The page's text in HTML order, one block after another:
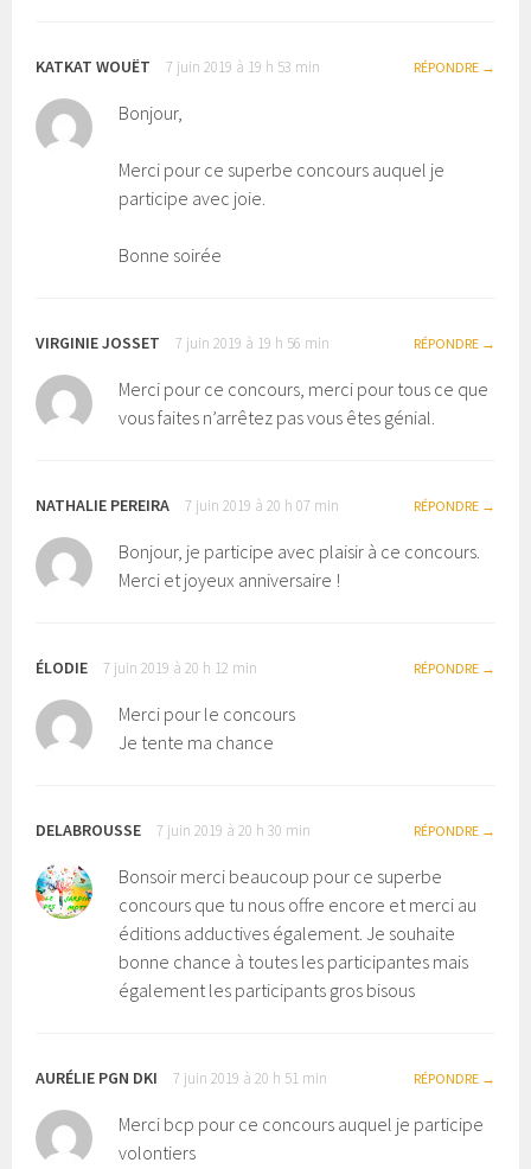
KATKAT WOUËT 7 juin 2019 à 19 h 53 min RÉPONDRE
Bonjour,
Merci pour ce superbe concours auquel je
participe avec joie.
Bonne soirée
VIRGINIE JOSSET 7 juin 2019 à 19 h 56 min RÉPONDRE
Merci pour ce concours, merci pour tous ce que
vous faites n’arrêtez pas vous êtes génial.
NATHALIE PEREIRA 7 juin 2019 à 20 h 07 min RÉPONDRE
Bonjour, je participe avec plaisir à ce concours.
Merci et joyeux anniversaire !
ÉLODIE 7 juin 2019 à 20 h 12 min RÉPONDRE
Merci pour le concours
Je tente ma chance
DELABROUSSE 7 juin 2019 à 20 h 30 min RÉPONDRE
Bonsoir merci beaucoup pour ce superbe
concours que tu nous offre encore et merci au
éditions adductives également. Je souhaite
bonne chance à toutes les participantes mais
également les participants gros bisous
AURÉLIE PGN DKI 7 juin 2019 à 20 h 51 min RÉPONDRE
Merci bcp pour ce concours auquel je participe
volontiers